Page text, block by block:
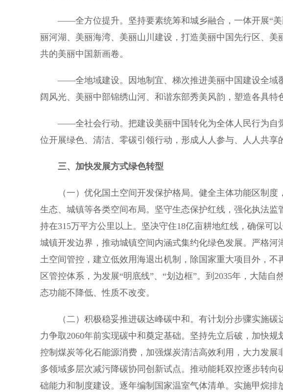
——全方位提升。坚持要素统筹和城乡融合，一体开展“美
丽河湖、美丽海湾、美丽山川建设，打造美丽中国先行区、
共的美丽中国新画卷。
——全地域建设。因地制宜、梯次推进美丽中国建设全域
阔风光、美丽中部锦绣山河、和谐东部秀美风韵，塑造各具特
——全社会行动。把建设美丽中国转化为全体人民行为自
位开展绿色、清洁、零碳引领行动，形成人人参与、人人共享
三、加快发展方式绿色转型
（一）优化国土空间开发保护格局。健全主体功能区制度
生态、城镇等各类空间布局。坚守生态保护红线，强化执法
持在315万平方公里以上。坚决守住18亿亩耕地红线，确保可
城镇开发边界，推动城镇空间内涵式集约化绿色发展。严格河
土空间管控，建立低效用海退出机制，除国家重大项目外，
区管控体系，为发展“明底线”、“划边框”。到2035年，大陆
态功能不降低、性质不改变。
（二）积极稳妥推进碳达峰碳中和。有计划分步骤实施碳
力争取2060年前实现碳中和奠定基础。坚持先立后破，加快
控制煤炭等化石能源消费，加强煤炭清洁高效利用，大力发
多领域多层次减污降碳协同创新试点。推动能耗双控逐步转
础能力和制度建设。逐年编制国家温室气体清单。实施甲烷